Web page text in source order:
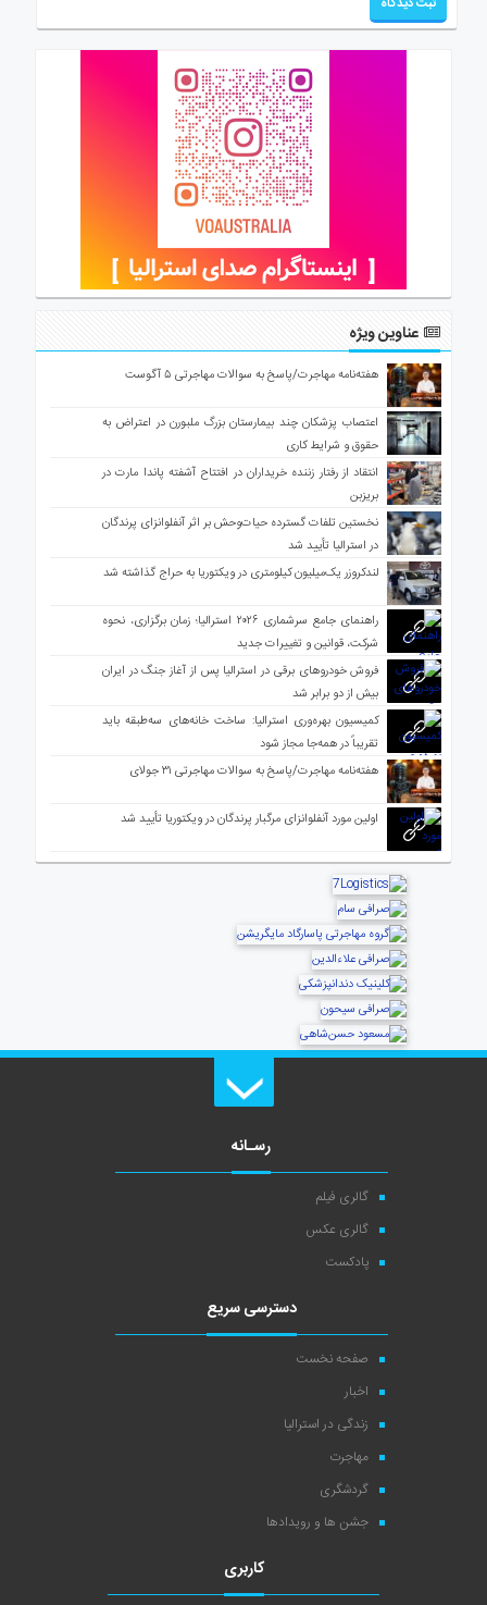
عناوین ویژه
هفته‌نامه مهاجرت/پاسخ به سوالات مهاجرتی ۵ آگوست
اعتصاب پزشکان چند بیمارستان بزرگ ملبورن در اعتراض به
حقوق و شرایط کاری
انتقاد از رفتار زننده خریداران در افتتاح آشفته پاندا مارت در
بریزبن
نخستین تلفات گسترده حیات‌وحش بر اثر آنفلوانزای پرندگان
در استرالیا تأیید شد
لندکروزر یک‌میلیون کیلومتری در ویکتوریا به حراج گذاشته شد
راهنمای جامع سرشماری ۲۰۲۶ استرالیا؛ زمان برگزاری، نحوه
شرکت، قوانین و تغییرات جدید
فروش خودروهای برقی در استرالیا پس از آغاز جنگ در ایران
بیش از دو برابر شد
کمیسیون بهره‌وری استرالیا: ساخت خانه‌های سه‌طبقه باید
تقریباً در همه‌جا مجاز شود
هفته‌نامه مهاجرت/پاسخ به سوالات مهاجرتی ۳۱ جولای
اولین مورد آنفلوانزای مرگبار پرندگان در ویکتوریا تأیید شد
رسـانه
گالری فیلم
گالری عکس
پادکست
دسترسی سریع
صفحه نخست
اخبار
زندگی در استرالیا
مهاجرت
گردشگری
جشن ها و رویدادها
کاربری